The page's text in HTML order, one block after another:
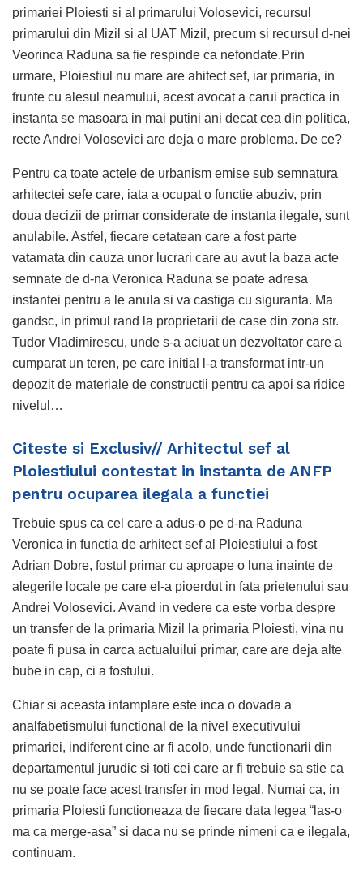
primariei Ploiesti si al primarului Volosevici, recursul
primarului din Mizil si al UAT Mizil, precum si recursul d-nei
Veorinca Raduna sa fie respinde ca nefondate.Prin
urmare, Ploiestiul nu mare are ahitect sef, iar primaria, in
frunte cu alesul neamului, acest avocat a carui practica in
instanta se masoara in mai putini ani decat cea din politica,
recte Andrei Volosevici are deja o mare problema. De ce?
Pentru ca toate actele de urbanism emise sub semnatura
arhitectei sefe care, iata a ocupat o functie abuziv, prin
doua decizii de primar considerate de instanta ilegale, sunt
anulabile. Astfel, fiecare cetatean care a fost parte
vatamata din cauza unor lucrari care au avut la baza acte
semnate de d-na Veronica Raduna se poate adresa
instantei pentru a le anula si va castiga cu siguranta. Ma
gandsc, in primul rand la proprietarii de case din zona str.
Tudor Vladimirescu, unde s-a aciuat un dezvoltator care a
cumparat un teren, pe care initial l-a transformat intr-un
depozit de materiale de constructii pentru ca apoi sa ridice
nivelul…
Citeste si Exclusiv// Arhitectul sef al
Ploiestiului contestat in instanta de ANFP
pentru ocuparea ilegala a functiei
Trebuie spus ca cel care a adus-o pe d-na Raduna
Veronica in functia de arhitect sef al Ploiestiului a fost
Adrian Dobre, fostul primar cu aproape o luna inainte de
alegerile locale pe care el-a pioerdut in fata prietenului sau
Andrei Volosevici. Avand in vedere ca este vorba despre
un transfer de la primaria Mizil la primaria Ploiesti, vina nu
poate fi pusa in carca actualuilui primar, care are deja alte
bube in cap, ci a fostului.
Chiar si aceasta intamplare este inca o dovada a
analfabetismului functional de la nivel executivului
primariei, indiferent cine ar fi acolo, unde functionarii din
departamentul jurudic si toti cei care ar fi trebuie sa stie ca
nu se poate face acest transfer in mod legal. Numai ca, in
primaria Ploiesti functioneaza de fiecare data legea “las-o
ma ca merge-asa” si daca nu se prinde nimeni ca e ilegala,
continuam.